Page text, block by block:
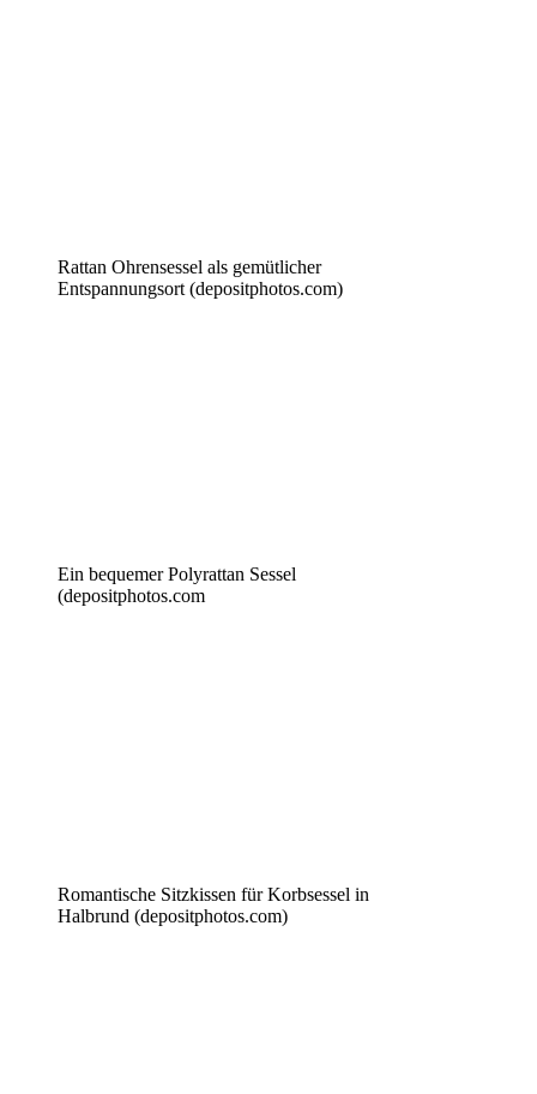
Rattan Ohrensessel als gemütlicher
Entspannungsort (depositphotos.com)
Ein bequemer Polyrattan Sessel
(depositphotos.com
Romantische Sitzkissen für Korbsessel in
Halbrund (depositphotos.com)